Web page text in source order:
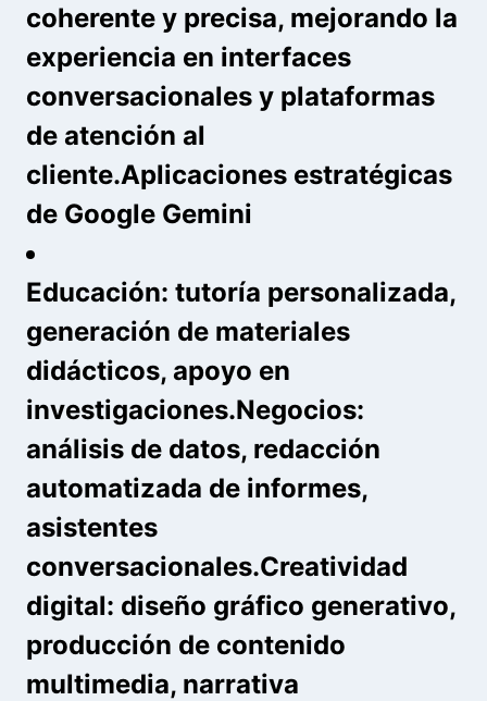
coherente y precisa, mejorando la
experiencia en interfaces
conversacionales y plataformas
de atención al
cliente.Aplicaciones estratégicas
de Google Gemini
Educación: tutoría personalizada,
generación de materiales
didácticos, apoyo en
investigaciones.Negocios:
análisis de datos, redacción
automatizada de informes,
asistentes
conversacionales.Creatividad
digital: diseño gráfico generativo,
producción de contenido
multimedia, narrativa